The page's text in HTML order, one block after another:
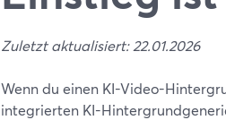
Zuletzt aktualisiert: 22.01.2026
Wenn du einen KI-Video-
integrierten KI-